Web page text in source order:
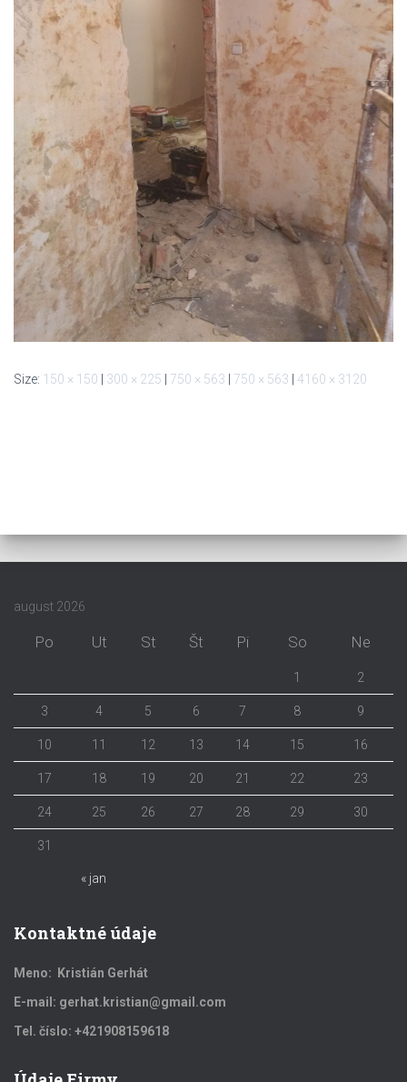
Size: 150 × 150 300 × 225 750 × 563 750 × 563 4160 × 3120
august 2026
Po Ut St Št Pi So Ne
« jan
1 2
3 4 5 6 7 8 9
10 11 12 13 14 15 16
17 18 19 20 21 22 23
24 25 26 27 28 29 30
31
Kontaktné údaje
Meno: Kristián Gerhát
E-mail: gerhat.kristian@gmail.com
Tel. číslo: +421908159618